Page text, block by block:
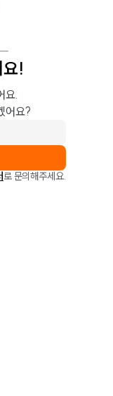
!
요.
어요?
로 문의해주세요.